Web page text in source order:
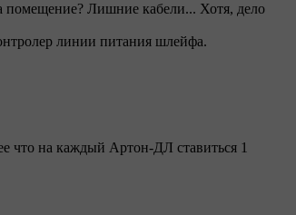
помещение? Лишние кабели... Хотя, дело
линии питания шлейфа.
на каждый Артон-ДЛ ставиться 1